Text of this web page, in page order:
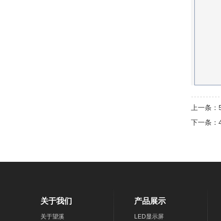
上一条：
下一条：
关于我们
关于望溪
产品展示
LED显示屏